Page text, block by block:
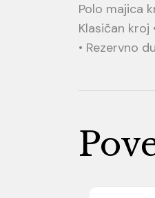
Polo majica
Klasičan
• Rezervno